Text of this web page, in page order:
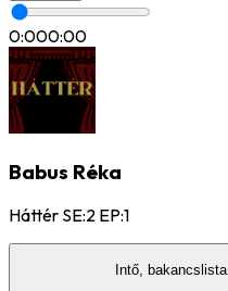
0:000:00
Babus Réka
Háttér SE:2 EP:1
Intő,